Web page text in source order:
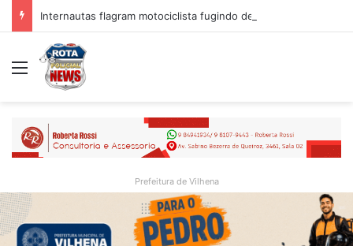
Menu
Prefeitura de Vilhena